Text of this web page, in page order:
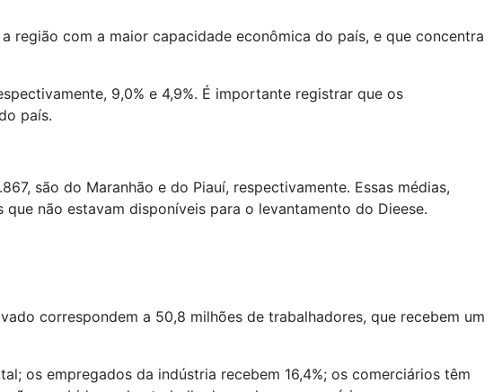
região com a maior capacidade econômica do país, e que concentra
9,0% e 4,9%. É importante registrar que os
país.
são do Maranhão e do Piauí, respectivamente. Essas médias,
não estavam disponíveis para o levantamento do Dieese.
correspondem a 50,8 milhões de trabalhadores, que recebem um
os empregados da indústria recebem 16,4%; os comerciários têm